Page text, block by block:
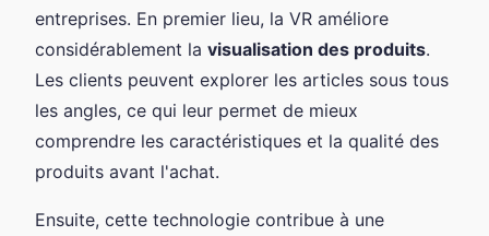
entreprises. En premier lieu, la VR améliore
considérablement la visualisation des produits.
Les clients peuvent explorer les articles sous tous
les angles, ce qui leur permet de mieux
comprendre les caractéristiques et la qualité des
produits avant l'achat.
Ensuite, cette technologie contribue à une